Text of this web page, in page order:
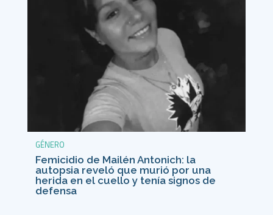
GÉNERO
Femicidio de Mailén Antonich: la
autopsia reveló que murió por una
herida en el cuello y tenía signos de
defensa